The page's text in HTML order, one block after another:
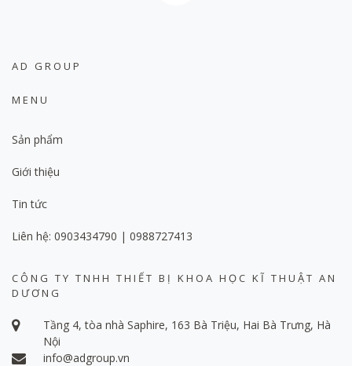
AD GROUP
MENU
Sản phẩm
Giới thiệu
Tin tức
Liên hệ: 0903434790 | 0988727413
CÔNG TY TNHH THIẾT BỊ KHOA HỌC KĨ THUẬT AN
DƯƠNG
Tầng 4, tòa nhà Saphire, 163 Bà Triệu, Hai Bà Trưng, Hà
Nội
info@adgroup.vn